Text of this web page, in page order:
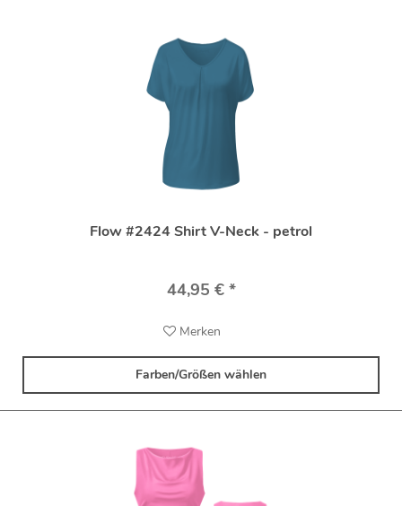
Flow #2424 Shirt V-Neck - petrol
44,95 € *
Merken
Farben/Größen wählen